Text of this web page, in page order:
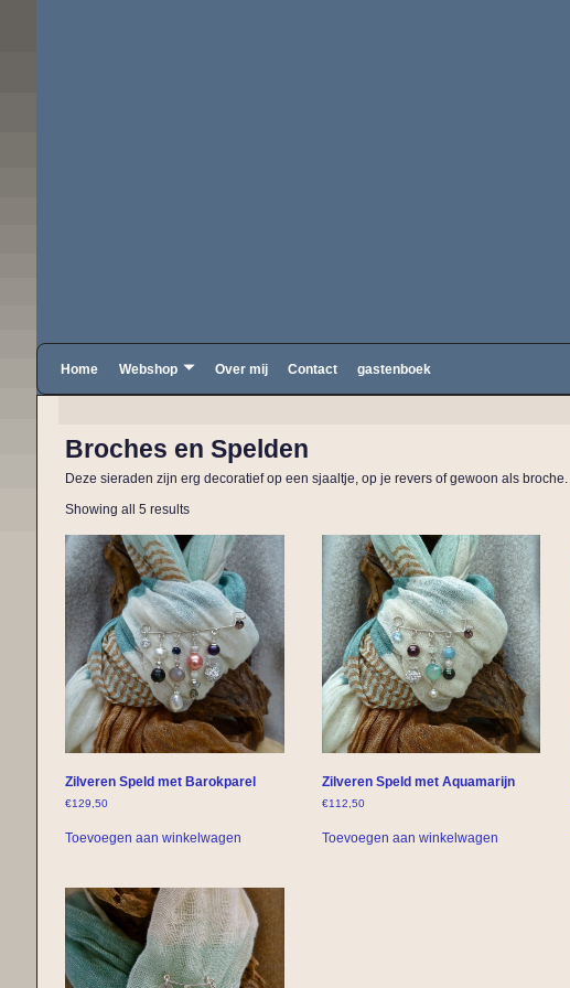
Home Webshop Over mij Contact gastenboek
Broches en Spelden
Deze sieraden zijn erg decoratief op een sjaaltje, op je revers of gewoon als broche.
Showing all 5 results
Zilveren Speld met Barokparel
€129,50
Toevoegen aan winkelwagen
Zilveren Speld met Aquamarijn
€112,50
Toevoegen aan winkelwagen